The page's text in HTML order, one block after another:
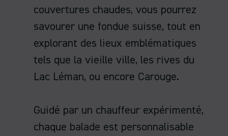
couvertures chaudes, vous pourrez
savourer une fondue suisse, tout en
explorant des lieux emblématiques
tels que la vieille ville, les rives du
Lac Léman, ou encore Carouge.
Guidé par un chauffeur expérimenté,
chaque balade est personnalisable